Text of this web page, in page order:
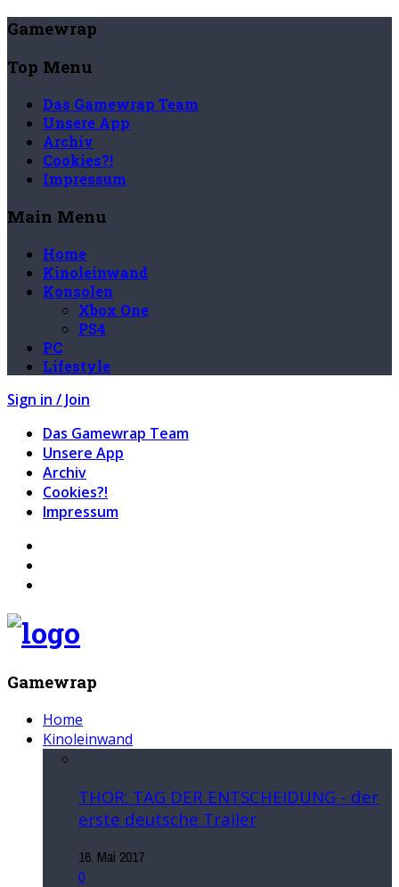
Gamewrap
Top Menu
Das Gamewrap Team
Unsere App
Archiv
Cookies?!
Impressum
Main Menu
Home
Kinoleinwand
Konsolen
Xbox One
PS4
PC
Lifestyle
Sign in / Join
Das Gamewrap Team
Unsere App
Archiv
Cookies?!
Impressum
Gamewrap
Home
Kinoleinwand
THOR: TAG DER ENTSCHEIDUNG - der
erste deutsche Trailer
16. Mai 2017
0